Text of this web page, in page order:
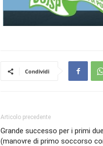
Condividi
Articolo precedente
Grande successo per i primi
(manovre di primo soccorso